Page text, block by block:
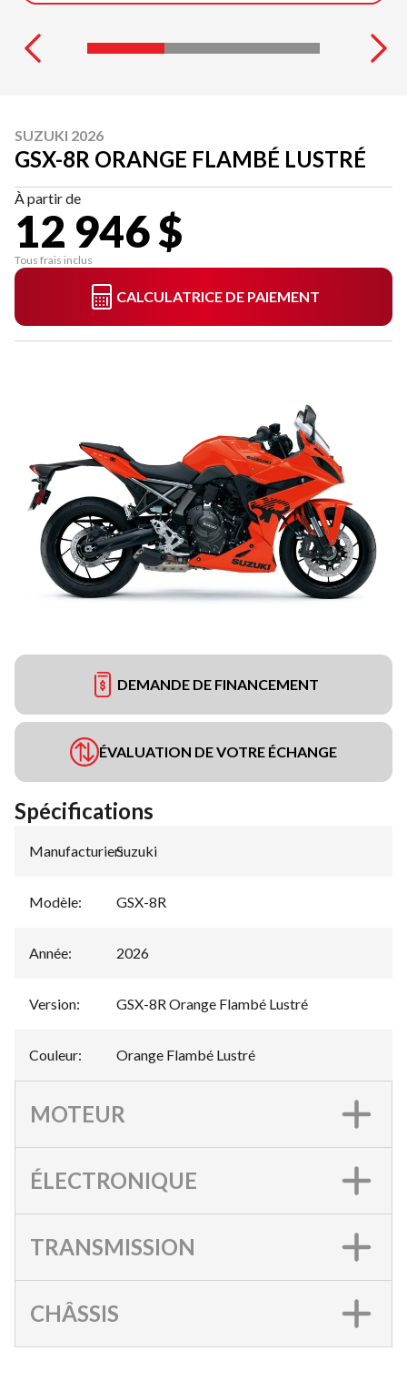
SUZUKI 2026
GSX-8R ORANGE FLAMBÉ LUSTRÉ
À partir de
12 946 $
Tous frais inclus
CALCULATRICE DE PAIEMENT
DEMANDE DE FINANCEMENT
ÉVALUATION DE VOTRE ÉCHANGE
Spécifications
Manufacturier:
Suzuki
Modèle: GSX-8R
Année: 2026
Version: GSX-8R Orange Flambé Lustré
Couleur: Orange Flambé Lustré
MOTEUR
ÉLECTRONIQUE
TRANSMISSION
CHÂSSIS